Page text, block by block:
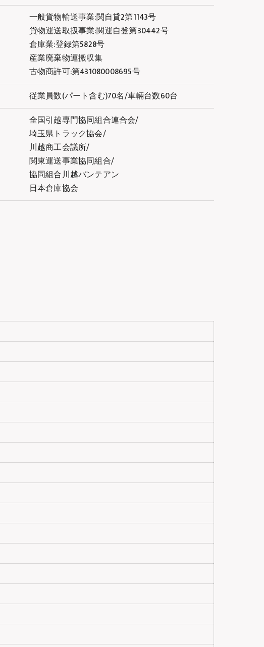
一般貨物輸送事業:関自貸2第1143号
貨物運送取扱事業:関運自登第30442号
倉庫業:登録第5828号
産業廃棄物運搬収集
古物商許可:第431080008695号
従業員数(パート含む)70名/車輛台数60台
全国引越専門協同組合連合会/
埼玉県トラック協会/
川越商工会議所/
関東運送事業協同組合/
協同組合川越バンテアン
日本倉庫協会